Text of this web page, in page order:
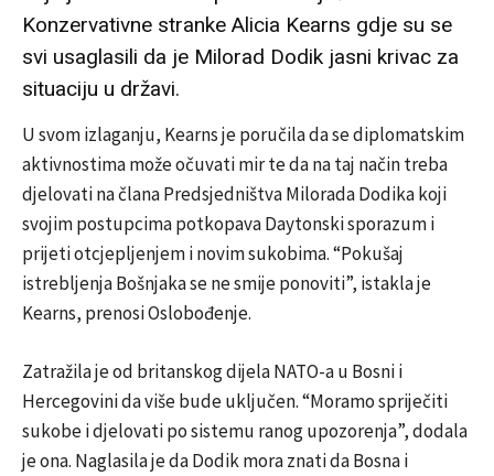
Konzervativne stranke Alicia Kearns gdje su se
svi usaglasili da je Milorad Dodik jasni krivac za
situaciju u državi.
U svom izlaganju, Kearns je poručila da se diplomatskim
aktivnostima može očuvati mir te da na taj način treba
djelovati na člana Predsjedništva Milorada Dodika koji
svojim postupcima potkopava Daytonski sporazum i
prijeti otcjepljenjem i novim sukobima. “Pokušaj
istrebljenja Bošnjaka se ne smije ponoviti”, istakla je
Kearns, prenosi Oslobođenje.
Zatražila je od britanskog dijela NATO-a u Bosni i
Hercegovini da više bude uključen. “Moramo spriječiti
sukobe i djelovati po sistemu ranog upozorenja”, dodala
je ona. Naglasila je da Dodik mora znati da Bosna i